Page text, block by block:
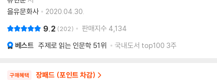
을유문화사
2020.04.30.
9.2 202 판매지수 4,134
베스트 주제로 읽는 인문학 51위 국내도서 top100 3주
구매혜택 장패드 (포인트 차감)